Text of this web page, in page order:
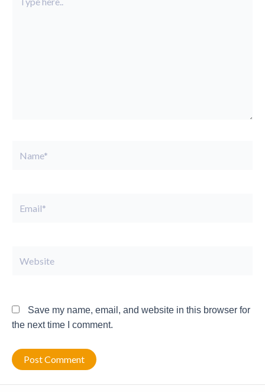
here..
Save my name, email, and website in this browser for
the next time I comment.